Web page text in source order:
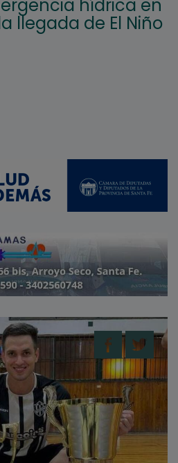
hídrica en
llegada de El Niño